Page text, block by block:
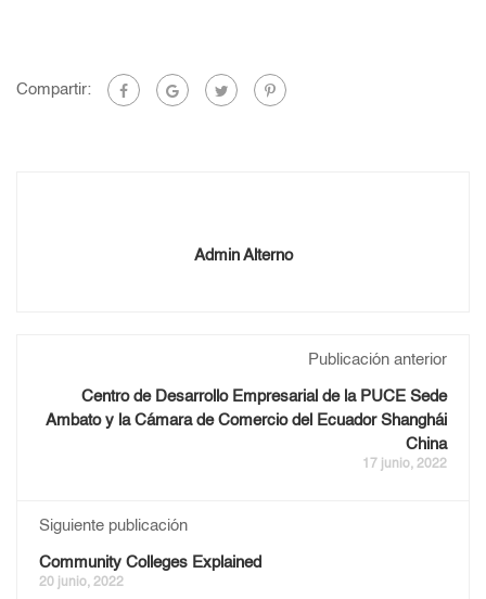
Compartir:
Admin Alterno
Publicación anterior
Centro de Desarrollo Empresarial de la PUCE Sede
Ambato y la Cámara de Comercio del Ecuador Shanghái
China
17 junio, 2022
Siguiente publicación
Community Colleges Explained
20 junio, 2022